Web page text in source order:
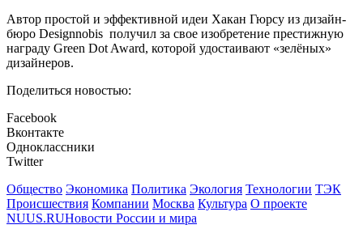
Автор простой и эффективной идеи Хакан Гюрсу из дизайн-
бюро Designnobis получил за свое изобретение престижную
награду Green Dot Award, которой удостаивают «зелёных»
дизайнеров.
Поделиться новостью:
Facebook
Вконтакте
Одноклассники
Twitter
Общество Экономика Политика Экология Технологии ТЭК
Происшествия Компании Москва Культура О проекте
NUUS.RUНовости России и мира